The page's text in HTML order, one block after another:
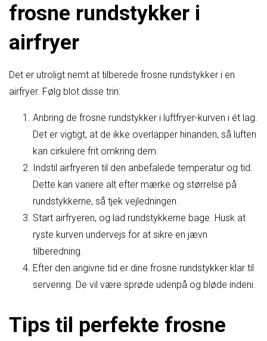
frosne rundstykker i
airfryer
Det er utroligt nemt at tilberede frosne rundstykker i en
airfryer. Følg blot disse trin:
Anbring de frosne rundstykker i luftfryer-kurven i ét lag.
Det er vigtigt, at de ikke overlapper hinanden, så luften
kan cirkulere frit omkring dem.
Indstil airfryeren til den anbefalede temperatur og tid.
Dette kan variere alt efter mærke og størrelse på
rundstykkerne, så tjek vejledningen.
Start airfryeren, og lad rundstykkerne bage. Husk at
ryste kurven undervejs for at sikre en jævn
tilberedning.
Efter den angivne tid er dine frosne rundstykker klar til
servering. De vil være sprøde udenpå og bløde indeni.
Tips til perfekte frosne